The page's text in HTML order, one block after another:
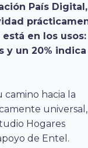
País
en los
y un 20%
hacia la
universal,
Hogares
de Entel.